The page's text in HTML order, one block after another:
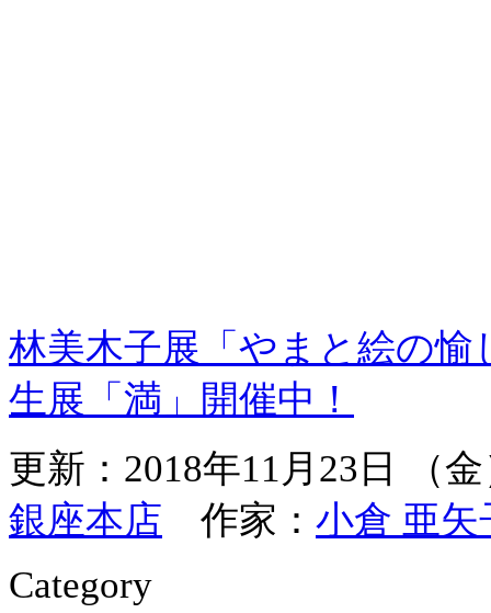
林美木子展「やまと絵の
生展「満」開催中！
更新：2018年11月23日 （
銀座本店 作家： 小倉 亜矢
Category